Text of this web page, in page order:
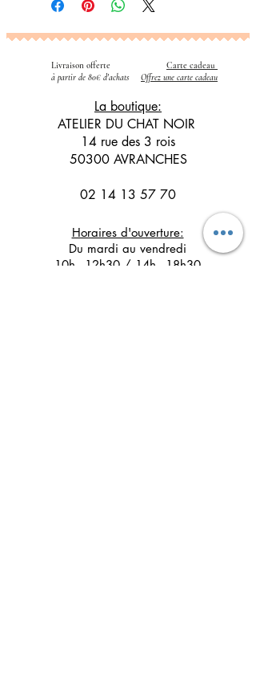
Livraison offerte
à partir de 80€ d'achats
Carte cadeau
Offrez une carte cadeau
La boutique:
ATELIER DU CHAT NOIR
14 rue des 3 rois
50300 AVRANCHES
02 14 13 57 70
Horaires d'ouverture:
Du mardi au vendredi
10h - 12h30 / 14h - 18h30